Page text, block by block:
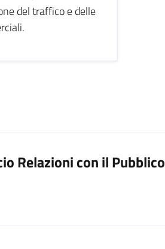
del traffico e delle
Relazioni con il Pubblico